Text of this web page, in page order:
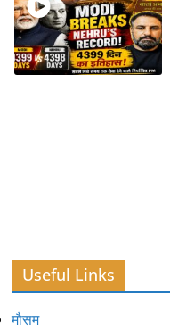
Useful Links
मौसम